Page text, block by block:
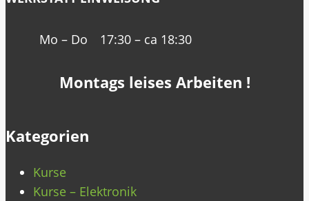
Mo – Do 17:30 – ca 18:30
Montags leises Arbeiten !
Kategorien
Kurse
Kurse – Elektronik